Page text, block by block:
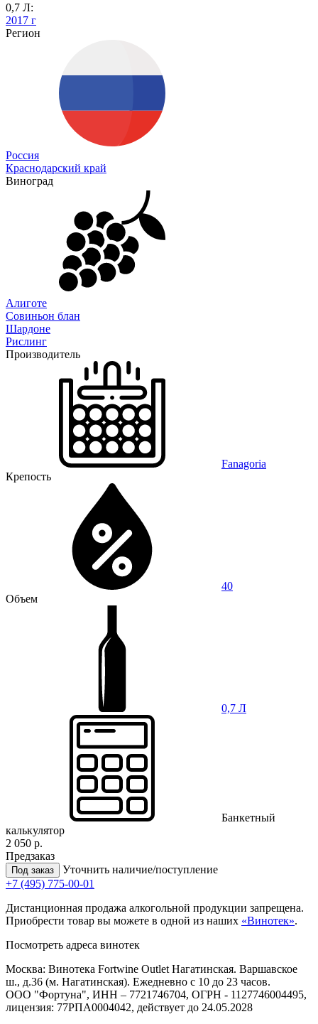
0,7 Л:
2017 г
Регион
Россия
Краснодарский край
Виноград
Алиготе
Совиньон блан
Шардоне
Рислинг
Производитель
Fanagoria
Крепость
40
Объем
0,7 Л
Банкетный
калькулятор
2 050 р.
Предзаказ
Под заказ
Уточнить наличие/поступление
+7 (495) 775-00-01
Дистанционная продажа алкогольной продукции запрещена.
Приобрести товар вы можете в одной из наших «Винотек».
Посмотреть адреса винотек
Москва: Винотека Fortwine Outlet Нагатинская. Варшавское
ш., д.36 (м. Нагатинская). Ежедневно с 10 до 23 часов.
ООО "Фортуна", ИНН – 7721746704, ОГРН - 1127746004495,
лицензия: 77РПА0004042, действует до 24.05.2028